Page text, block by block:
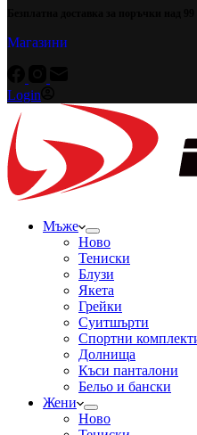
Магазини
Login
Мъже
Ново
Тениски
Блузи
Якета
Грейки
Суитшърти
Спортни
Долнища
Къси панталони
Бельо и бански
Жени
Ново